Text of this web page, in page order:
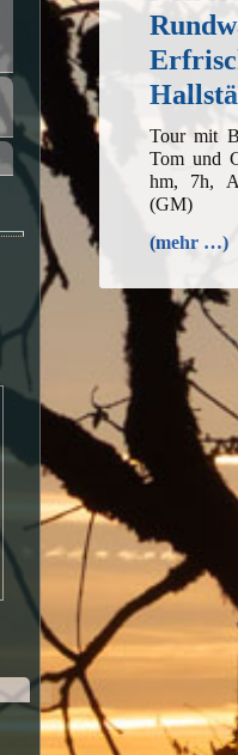
Tour mit
Tom und
hm, 7h,
(GM)
(mehr …)